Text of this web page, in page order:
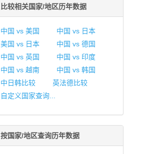
比较相关国家/地区历年数据
中国 vs 美国
中国 vs 日本
美国 vs 日本
中国 vs 德国
中国 vs 英国
中国 vs 印度
中国 vs 越南
中国 vs 韩国
中日韩比较
英法德比较
自定义国家查询...
按国家/地区查询历年数据